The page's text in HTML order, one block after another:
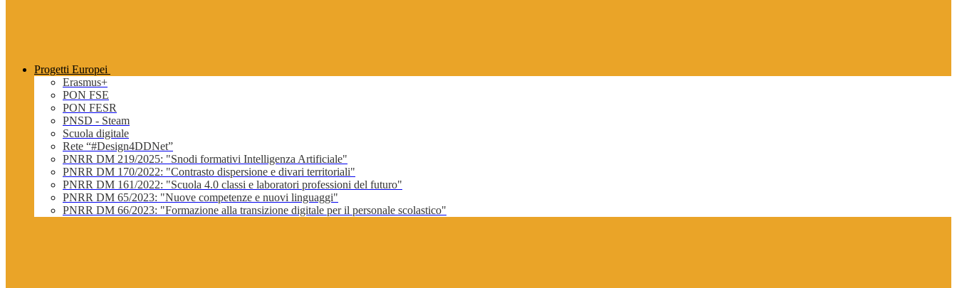
Progetti Europei
Erasmus+
PON FSE
PON FESR
PNSD - Steam
Scuola digitale
Rete “#Design4DDNet”
PNRR DM 219/2025: "Snodi formativi Intelligenza Artificiale"
PNRR DM 170/2022: "Contrasto dispersione e divari territoriali"
PNRR DM 161/2022: "Scuola 4.0 classi e laboratori professioni del futuro"
PNRR DM 65/2023: "Nuove competenze e nuovi linguaggi"
PNRR DM 66/2023: "Formazione alla transizione digitale per il personale scolastico"